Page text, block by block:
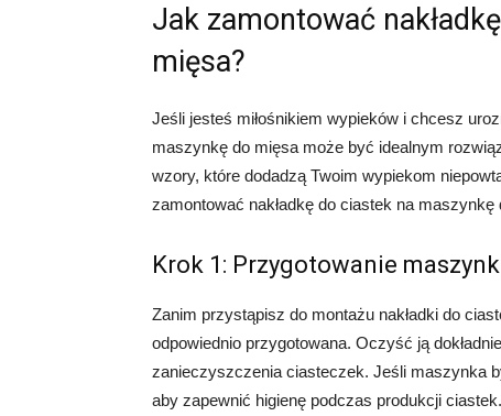
Jak zamontować
mięsa?
Jeśli jesteś miłośnikiem wypieków i chcesz
maszynkę do mięsa może być idealnym
wzory, które dodadzą Twoim wypiekom
zamontować nakładkę do ciastek na
Krok 1: Przygotowanie
Zanim przystąpisz do montażu nakładki do
odpowiednio przygotowana. Oczyść ją
zanieczyszczenia ciasteczek. Jeśli maszynka
aby zapewnić higienę podczas produkcji ciastek.